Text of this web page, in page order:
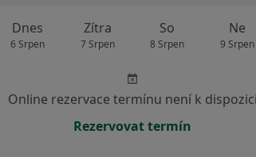
Dnes
6 Srpen
Zítra
7 Srpen
So
8 Srpen
Ne
9 Srpen
Online rezervace termínu není k dispozici
Rezervovat termín